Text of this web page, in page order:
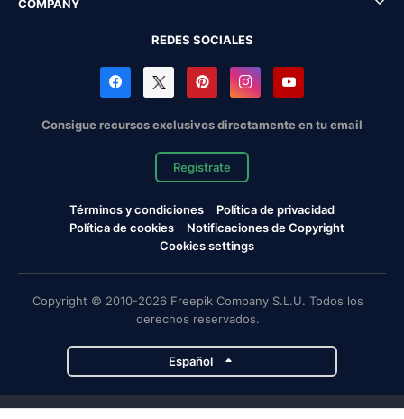
COMPANY
REDES SOCIALES
Consigue recursos exclusivos directamente en tu email
Regístrate
Términos y condiciones
Política de privacidad
Política de cookies
Notificaciones de Copyright
Cookies settings
Copyright © 2010-2026 Freepik Company S.L.U. Todos los
derechos reservados.
Español